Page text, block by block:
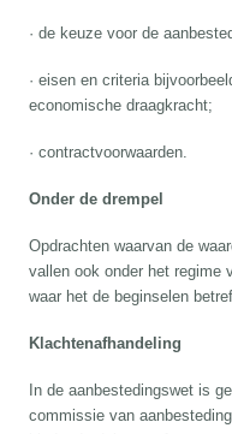
· de keuze voor de
· eisen en criteria
economische draagkracht;
· contractvoorwaarden.
Onder de drempel
Opdrachten waarvan de
vallen ook onder het regime
waar het de beginselen
Klachtenafhandeling
In de aanbestedingswet is
commissie van